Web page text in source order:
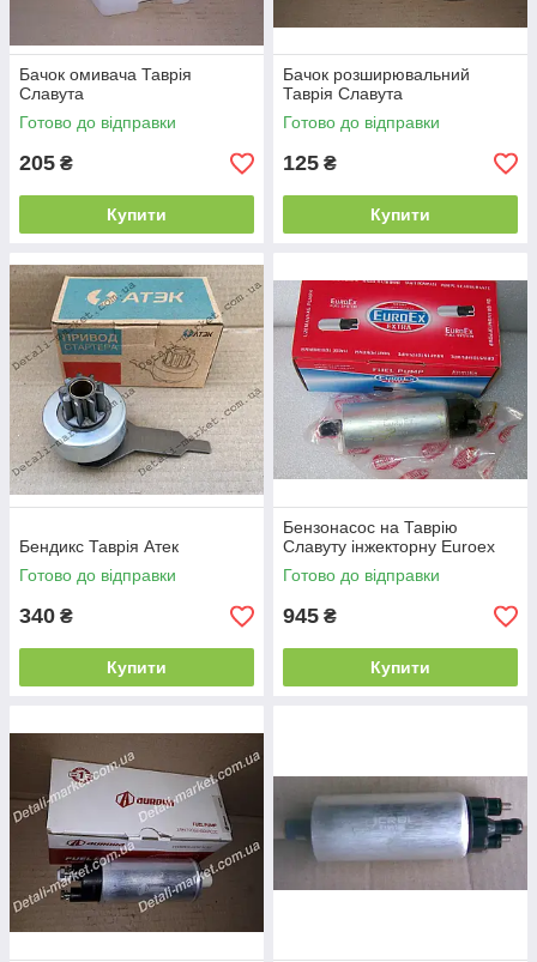
Бачок омивача Таврія
Славута
Готово до відправки
205 ₴
Купити
Бачок розширювальний
Таврія Славута
Готово до відправки
125 ₴
Купити
Бендикс Таврія Атек
Готово до відправки
340 ₴
Купити
Бензонасос на Таврію
Славуту інжекторну Euroex
Готово до відправки
945 ₴
Купити